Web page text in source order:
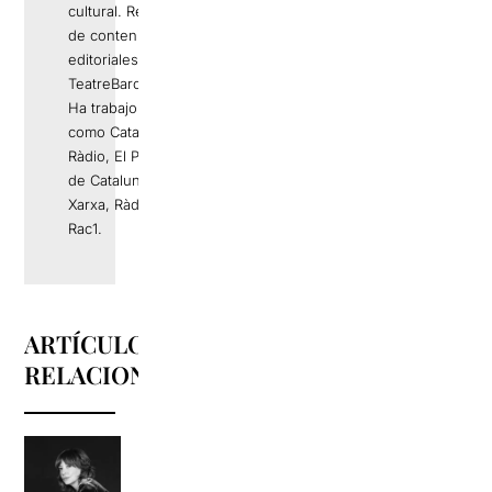
cultural. Responsable
de contenidos
editoriales de
TeatreBarcelona.com.
Ha trabajo en medios
como Catalunya
Ràdio, El Periódico
de Catalunya, La
Xarxa, Ràdio 4 o
Rac1.
ARTÍCULOS
RELACIONADOS